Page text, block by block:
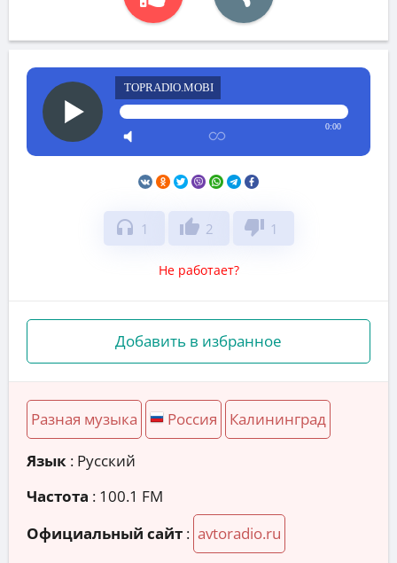
TOPRADIO.MOBI
0:00
headphones 1 thumb_up 2 thumb_down 1
Не работает?
Добавить в избранное
Разная музыка Россия Калининград
Язык : Русский
Частота : 100.1 FM
Официальный сайт : avtoradio.ru